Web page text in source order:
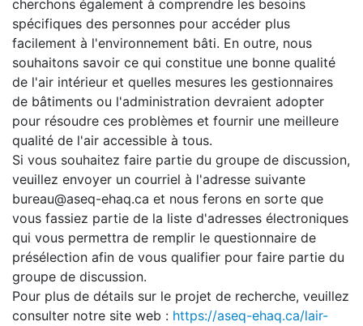
cherchons également à comprendre les besoins
spécifiques des personnes pour accéder plus
facilement à l'environnement bâti. En outre, nous
souhaitons savoir ce qui constitue une bonne qualité
de l'air intérieur et quelles mesures les gestionnaires
de bâtiments ou l'administration devraient adopter
pour résoudre ces problèmes et fournir une meilleure
qualité de l'air accessible à tous.
Si vous souhaitez faire partie du groupe de discussion,
veuillez envoyer un courriel à l'adresse suivante
bureau@aseq-ehaq.ca et nous ferons en sorte que
vous fassiez partie de la liste d'adresses électroniques
qui vous permettra de remplir le questionnaire de
présélection afin de vous qualifier pour faire partie du
groupe de discussion.
Pour plus de détails sur le projet de recherche, veuillez
consulter notre site web : https://aseq-ehaq.ca/lair-